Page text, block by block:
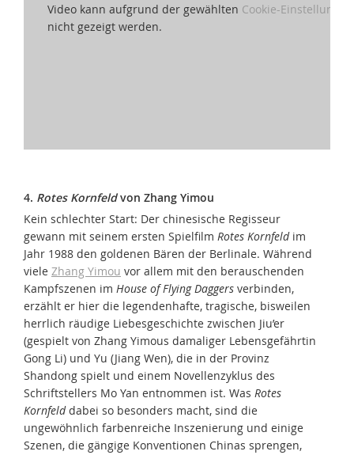
Video kann aufgrund der gewählten Cookie-Einstellungen
nicht gezeigt werden.
4. Rotes Kornfeldvon Zhang Yimou
Kein schlechter Start: Der chinesische Regisseur
gewann mit seinem ersten Spielfilm Rotes Kornfeldim
Jahr 1988 den goldenen Bären der Berlinale. Während
viele Zhang Yimou vor allem mit den berauschenden
Kampfszenen im House of Flying Daggers verbinden,
erzählt er hier die legendenhafte, tragische, bisweilen
herrlich räudige Liebesgeschichte zwischen Jiu’er
(gespielt von Zhang Yimous damaliger Lebensgefährtin
Gong Li) und Yu (Jiang Wen), die in der Provinz
Shandong spielt und einem Novellenzyklus des
Schriftstellers Mo Yan entnommen ist. Was Rotes
Kornfelddabei so besonders macht, sind die
ungewöhnlich farbenreiche Inszenierung und einige
Szenen, die gängige Konventionen Chinas sprengen,